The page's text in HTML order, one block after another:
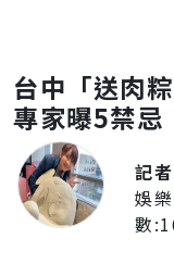
台中「送肉
專家曝5禁忌
記
娛
數: